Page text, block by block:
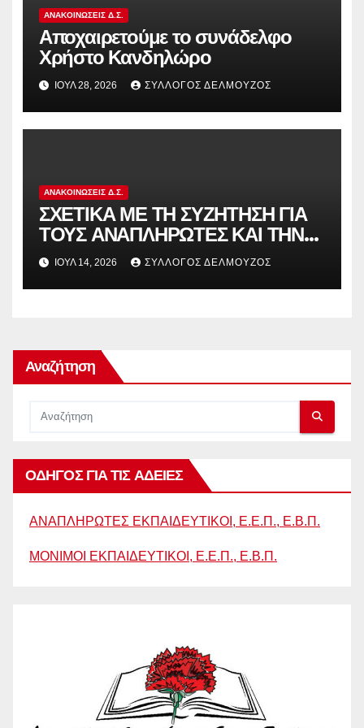
ΑΝΑΚΟΙΝΏΣΕΙΣ Δ.Σ.
Αποχαιρετούμε το συνάδελφο
Χρήστο Κανδηλώρο
ΙΟΎΛ 28, 2026 ΣΎΛΛΟΓΟΣ ΔΕΛΜΟΎΖΟΣ
ΑΝΑΚΟΙΝΏΣΕΙΣ Δ.Σ.
ΣΧΕΤΙΚΑ ΜΕ ΤΗ ΣΥΖΗΤΗΣΗ ΓΙΑ
ΤΟΥΣ ΑΝΑΠΛΗΡΩΤΕΣ ΚΑΙ ΤΗΝ
ΠΑΡΑΠΟΜΠΗ ΤΗΣ ΕΛΛΑΔΑΣ
ΣΤΟ ΕΥΡΩΠΑΪΚΟ ΔΙΚΑΣΤΗΡΙΟ
ΙΟΎΛ 14, 2026 ΣΎΛΛΟΓΟΣ ΔΕΛΜΟΎΖΟΣ
Αναζήτηση
ΟΔΗΓΟΣ ΓΙΑ ΤΙΣ ΑΔΕΙΕΣ
ΑΝΑΠΛΗΡΩΤΕΣ ΕΚΠΑΙΔΕΥΤΙΚΟΙ, Ε.Ε.Π., Ε.Β.Π.
ΜΟΝΙΜΟΙ ΕΚΠΑΙΔΕΥΤΙΚΟΙ, Ε.Ε.Π., Ε.Β.Π.